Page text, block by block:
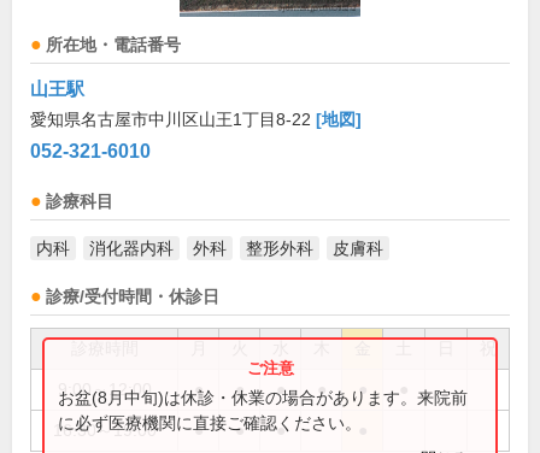
所在地・電話番号
山王駅
愛知県名古屋市中川区山王1丁目8-22 [地図]
052-321-6010
診療科目
内科 消化器内科 外科 整形外科 皮膚科
診療/受付時間・休診日
祝
9:00～12:00 ● ● ● ● ●
16:30～19:00 ● ● ●
お盆(8月中旬)は休診・休業の場合があります。来院前
に必ず医療機関に直接ご確認ください。